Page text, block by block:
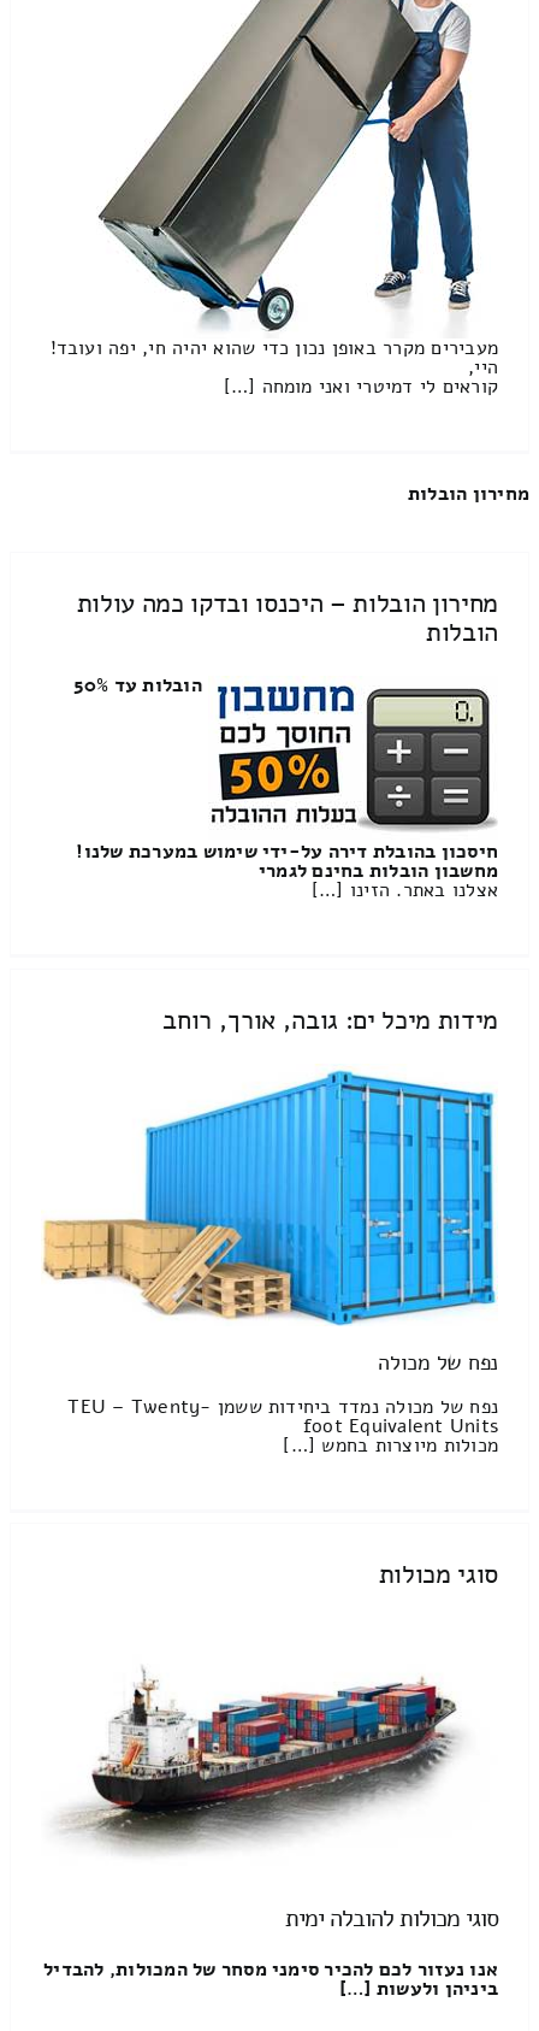
מעבירים מקרר באופן נכון כדי שהוא יהיה חי, יפה ועובד!
היי,
קוראים לי דמיטרי ואני מומחה […]
מחירון הובלות
מחירון הובלות – היכנסו ובדקו כמה עולות
הובלות
הובלות עד 50%
חיסכון בהובלת דירה על-ידי שימוש במערכת שלנו!
מחשבון הובלות בחינם לגמרי
אצלנו באתר. הזינו […]
מידות מיכל ים: גובה, אורך, רוחב
נפח של מכולה
נפח של מכולה נמדד ביחידות ששמן TEU – Twenty-
foot Equivalent Units
מכולות מיוצרות בחמש […]
סוגי מכולות
סוגי מכולות להובלה ימית
אנו נעזור לכם להכיר סימני מסחר של המכולות, להבדיל
ביניהן ולעשות […]